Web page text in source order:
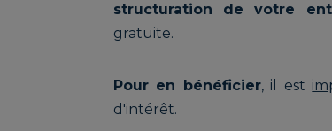
structuration de votre
gratuite.
Pour en bénéficier, il est
d'intérêt.